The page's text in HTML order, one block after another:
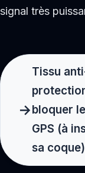
signal très
Tissu
bloquer
GPS (à
sa coque)